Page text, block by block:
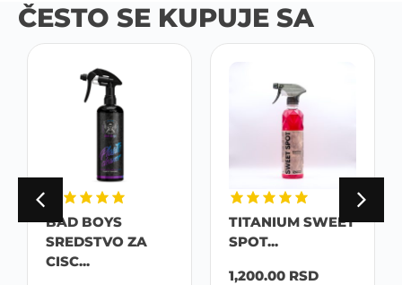
ČESTO SE KUPUJE SA
BAD BOYS
SREDSTVO ZA
CISC...
TITANIUM SWEET
SPOT...
1,200.00 RSD